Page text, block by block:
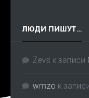
ЛЮДИ ПИШУТ…
Zevs к записи
wmzo к